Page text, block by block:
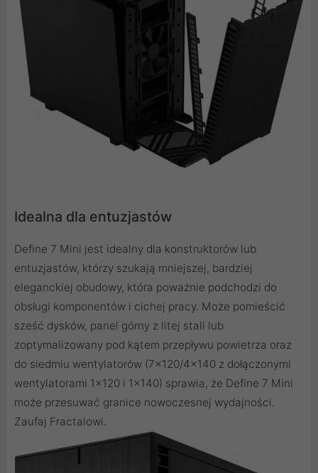
Idealna dla entuzjastów
Define 7 Mini jest idealny dla konstruktorów lub
entuzjastów, którzy szukają mniejszej, bardziej
eleganckiej obudowy, która poważnie podchodzi do
obsługi komponentów i cichej pracy. Może pomieścić
sześć dysków, panel górny z litej stali lub
zoptymalizowany pod kątem przepływu powietrza oraz
do siedmiu wentylatorów (7x120/4x140 z dołączonymi
wentylatorami 1x120 i 1x140) sprawia, że Define 7 Mini
może przesuwać granice nowoczesnej wydajności.
Zaufaj Fractalowi.